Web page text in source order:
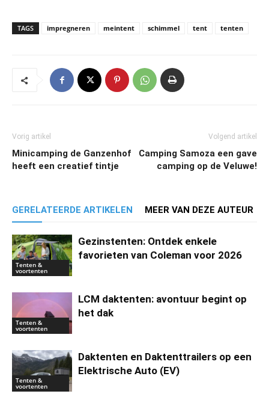
TAGS impregneren meintent schimmel tent tenten
Vorig artikel
Minicamping de Ganzenhof
heeft een creatief tintje
Volgend artikel
Camping Samoza een gave
camping op de Veluwe!
GERELATEERDE ARTIKELEN MEER VAN DEZE AUTEUR
Tenten &
voortenten
Gezinstenten: Ontdek enkele
favorieten van Coleman voor 2026
Tenten &
voortenten
LCM daktenten: avontuur begint op
het dak
Tenten &
voortenten
Daktenten en Daktenttrailers op een
Elektrische Auto (EV)